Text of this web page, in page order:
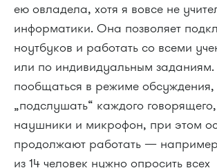
ею овладела, хотя я вовсе не
информатики. Она позволяет
ноутбуков и работать со всеми
или по индивидуальным
пообщаться в режиме
„подслушать“ каждого
наушники и микрофон, при этом
продолжают работать —
из 14 человек нужно опросить всех